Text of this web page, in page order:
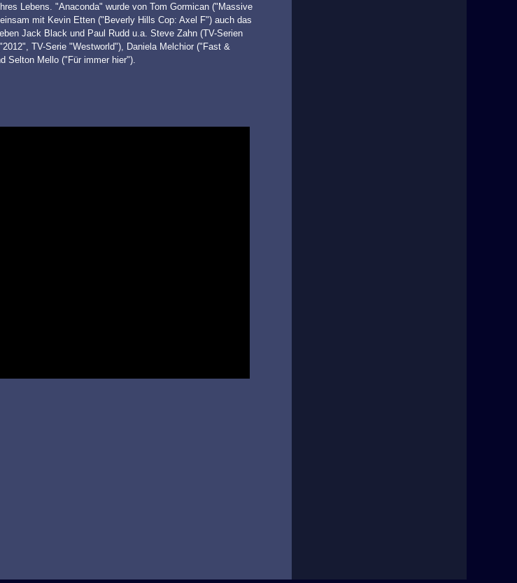
Lebens. "Anaconda" wurde von Tom Gormican ("Massive
mit Kevin Etten ("Beverly Hills Cop: Axel F") auch das
Jack Black und Paul Rudd u.a. Steve Zahn (TV-Serien
TV-Serie "Westworld"), Daniela Melchior ("Fast &
Selton Mello ("Für immer hier").